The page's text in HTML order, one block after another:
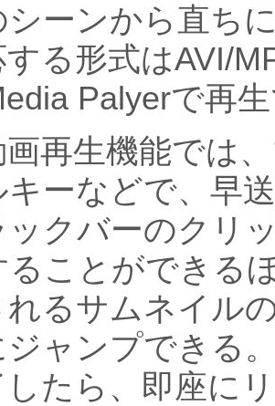
シーンから直ち
する形式はAVI/
Palyerで再
画再生機能では
キーなどで、早
ックバーのクリ
ることができる
れるサムネイル
ャンプできる
たら、即座に